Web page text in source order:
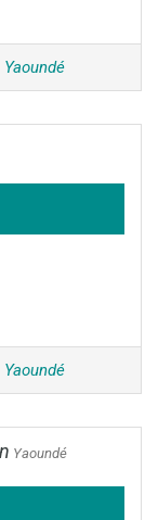
Yaoundé
Yaoundé
Yaoundé